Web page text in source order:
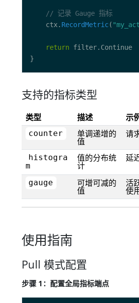
// 记录 Gauge 指标
    ctx.
RecordMetric(
return
支持的指标类型
类型 描述 示
counter 单调递增的
值
请
histogra
m
值的分布统
计
延
gauge 可增可减的
值
活
使
使用指南
Pull 模式配置
步骤 1：配置全局指标端点